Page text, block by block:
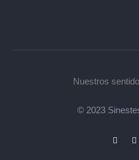
Nuestros
© 2023